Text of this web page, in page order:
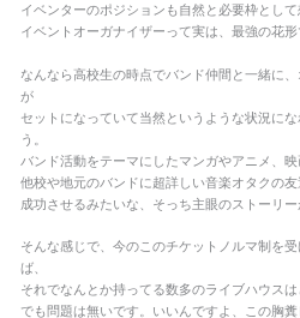
イベンターのポジションも自然と必要枠として
イベントオーガナイザーって実は、最強の花形
なんなら高校生の時点でバンド仲間と一緒に
が
セットになっていて当然というような状況に
う。
バンド活動をテーマにしたマンガやアニメ、映
他校や地元のバンドに超詳しい音楽オタクの
成功させるみたいな、そっち主眼のストーリ
そんな感じで、今のこのチケットノルマ制を
ば、
それでなんとか持ってる数多のライブハウスは
でも問題は無いです。いいんですよ、この胸